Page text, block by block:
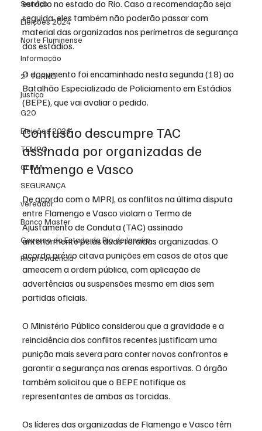
Serviço
Eleições 2024
Norte Fluminense
Informação
2º TURNO
Justiça
G20
Eleições 2026
TEMPO
CLIMA
SEGURANÇA
vereador
Banco Master
Governo do Estado do Rio de Janeiro
Rioprevidência
estádio no estado do Rio. Caso a recomendação seja
seguida, eles também não poderão passar com
material das organizadas nos perímetros de segurança
dos estádios.
O documento foi encaminhado nesta segunda (18) ao
Batalhão Especializado de Policiamento em Estádios
(BEPE), que vai avaliar o pedido.
Confusão descumpre TAC
assinada por organizadas de
Flamengo e Vasco
De acordo com o MPRJ, os conflitos na última disputa
entre Flamengo e Vasco violam o Termo de
Ajustamento de Conduta (TAC) assinado
anteriormente pelas duas torcidas organizadas. O
acordo prévio citava punições em casos de atos que
ameacem a ordem pública, com aplicação de
advertências ou suspensões mesmo em dias sem
partidas oficiais.
O Ministério Público considerou que a gravidade e a
reincidência dos conflitos recentes justificam uma
punição mais severa para conter novos confrontos e
garantir a segurança nas arenas esportivas. O órgão
também solicitou que o BEPE notifique os
representantes de ambas as torcidas.
Os líderes das organizadas de Flamengo e Vasco têm